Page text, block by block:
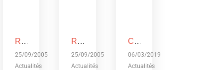
REVUE DES MARCHES PUBLICS, N°4135
25/09/2005
Actualités
REVUE DES MARCHES PUBLICS, N°4135
25/09/2005
Actualités
Conférence publique sur le budget de l’Etat, exercice 2019: Devoir de transparence vis-à-vis des citoyens burkinabè
06/03/2019
Actualités